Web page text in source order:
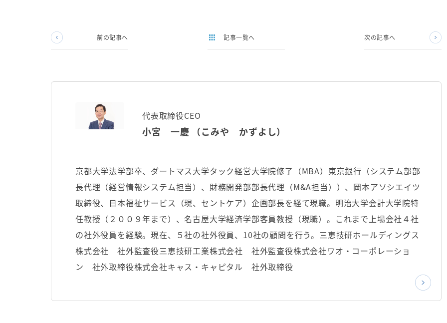
前の記事へ 記事一覧へ 次の記事へ
代表取締役CEO
小宮 一慶 （こみや かずよし）
京都大学法学部卒、ダートマス大学タック経営大学院修了（MBA）東京銀行（システム部部
長代理（経営情報システム担当）、財務開発部部長代理（M&A担当））、岡本アソシエイツ
取締役、日本福祉サービス（現、セントケア）企画部長を経て現職。明治大学会計大学院特
任教授（２００９年まで）、名古屋大学経済学部客員教授（現職）。これまで上場会社４社
の社外役員を経験。現在、５社の社外役員、10社の顧問を行う。三恵技研ホールディングス
株式会社 社外監査役三恵技研工業株式会社 社外監査役株式会社ワオ・コーポレーショ
ン 社外取締役株式会社キャス・キャピタル 社外取締役